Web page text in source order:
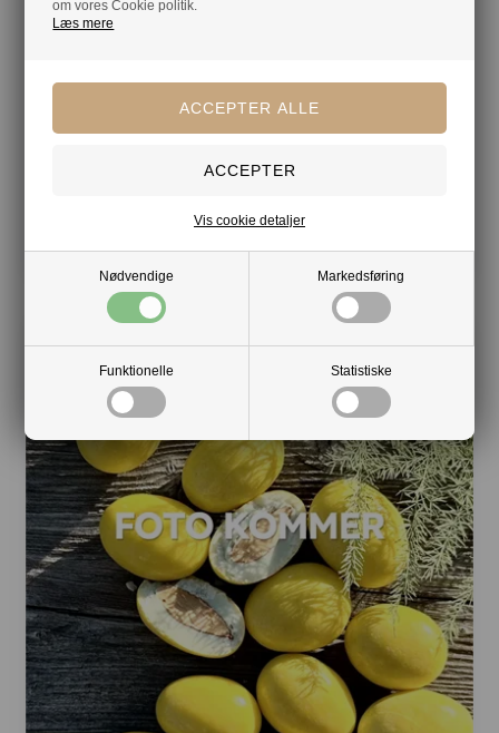
om vores Cookie politik.
Læs mere
Nødvendige Markedsføring
Funktionelle Statistiske
Vis cookie detaljer
smukt træskrin med portvin tawny og italienske
chokolademandler
ekskl. moms